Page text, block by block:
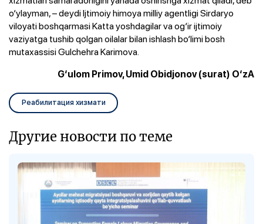
o‘ylayman, – deydi Ijtimoiy himoya milliy agentligi Sirdaryo
viloyati boshqarmasi Katta yoshdagilar va og‘ir ijtimoiy
vaziyatga tushib qolgan oilalar bilan ishlash bo‘limi bosh
mutaxassisi Gulchehra Karimova.
G‘ulom Primov, Umid Obidjonov (surat) O‘zA
Реабилитация хизмати
Другие новости по теме